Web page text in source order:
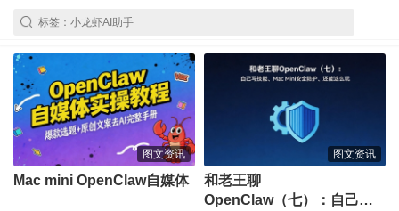
图文资讯
Mac mini OpenClaw自媒体
图文资讯
和老王聊
OpenClaw（七）：自己写